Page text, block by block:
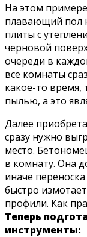
На этом
плавающий пол
плиты с
черновой
очереди в
все комнаты
какое-то
пылью, а это
Далее
сразу нужно
место.
в комнату. Она
иначе
быстро
профили. Как
Теперь
инструменты: